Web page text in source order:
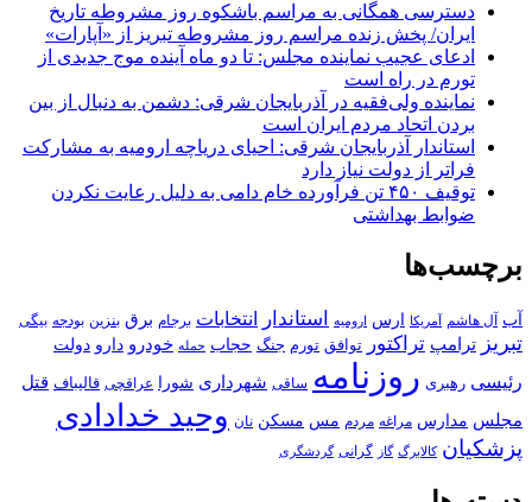
دسترسی همگانی به مراسم باشکوه روز مشروطه تاریخ
ایران/ پخش زنده مراسم روز مشروطه تبریز از «آپارات»
ادعای عجیب نماینده مجلس: تا دو ماه آینده موج جدیدی از
تورم در راه است
نماینده ولی‌فقیه در آذربایجان شرقی: دشمن به دنبال از بین
بردن اتحاد مردم ایران است
استاندار آذربایجان شرقی: احیای دریاچه ارومیه به مشارکت
فراتر از دولت نیاز دارد
توقیف ۴۵۰ تن فرآورده خام دامی به دلیل رعایت نکردن
ضوابط بهداشتی
برچسب‌ها
آب آل هاشم آمریکا ارس ارومیه استاندار انتخابات برجام برق بنزین بودجه بیگی
تبریز ترامپ تراکتور توافق تورم جنگ حجاب حمله خودرو دارو دولت
رئیسی رهبری روزنامه ساقی شهرداری شورا عراقچی قالیباف قتل
مجلس مدارس مراغه مردم مس مسکن نان وحید خدادادی
پزشکیان کالابرگ گاز گرانی گردشگری